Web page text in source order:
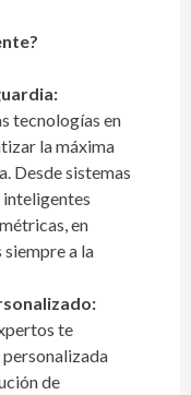
tecnologías en
la máxima
Desde sistemas
en
a la
te
personalizada
de